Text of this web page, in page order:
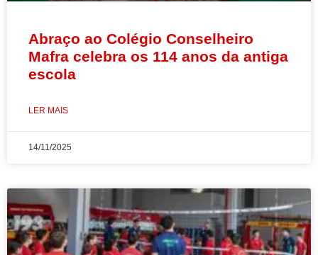
Abraço ao Colégio Conselheiro
Mafra celebra os 114 anos da antiga
escola
LER MAIS
14/11/2025